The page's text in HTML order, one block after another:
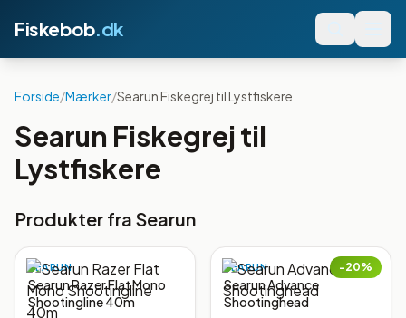
Fiskebob.dk
Forside/Mærker/Searun Fiskegrej til Lystfiskere
Searun Fiskegrej til
Lystfiskere
Produkter fra Searun
SEARUN
Searun Razer Flat Mono
Shootingline 40m
−20%
SEARUN
Searun Advance
Shootinghead